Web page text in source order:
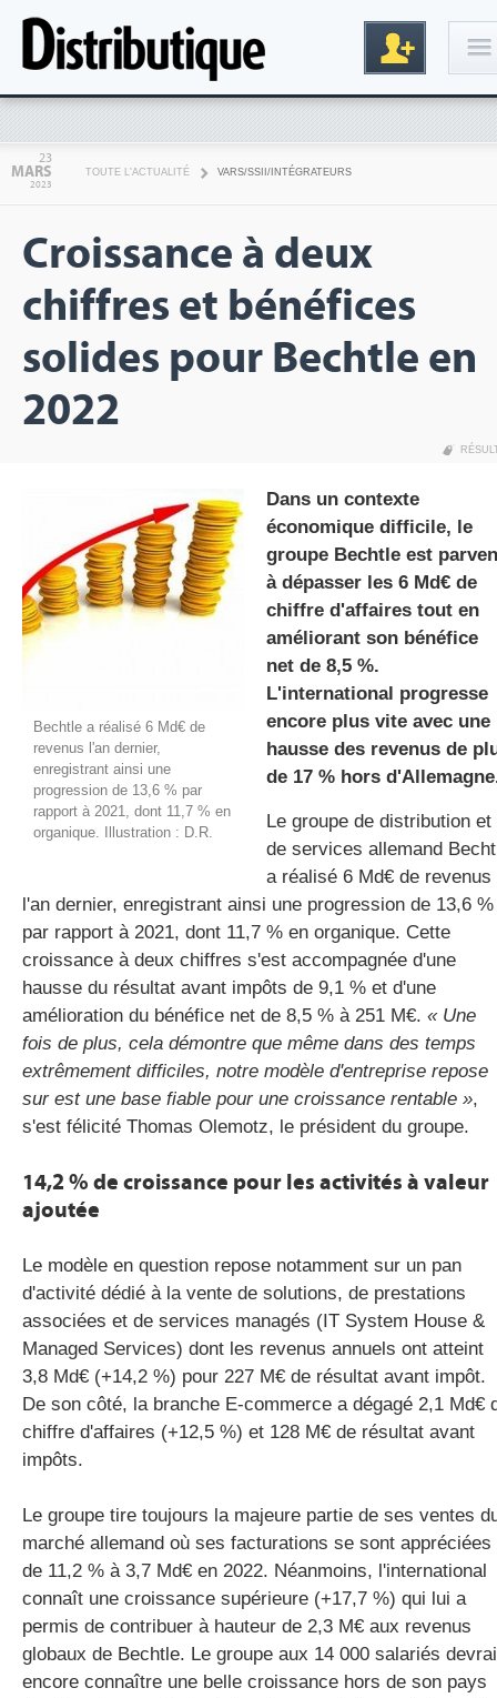
Inscription
gratuite
23
MARS
2023
TOUTE L'ACTUALITÉ VARS/SSII/INTÉGRATEURS
Croissance à deux
chiffres et bénéfices
solides pour Bechtle en
2022
Bechtle a réalisé 6 Md€ de
revenus l'an dernier,
enregistrant ainsi une
progression de 13,6 % par
rapport à 2021, dont 11,7 % en
organique. Illustration : D.R.
Dans un contexte
économique difficile, le
groupe Bechtle est
à dépasser les 6 Md€ de
chiffre d'affaires tout en
améliorant son bénéfice
net de 8,5 %.
L'international progresse
encore plus vite avec une
hausse des revenus de
de 17 % hors
Le groupe de distribution et
de services allemand
a réalisé 6 Md€ de revenus
l'an dernier, enregistrant ainsi une progression de 13,6 %
par rapport à 2021, dont 11,7 % en organique. Cette
croissance à deux chiffres s'est accompagnée d'une
hausse du résultat avant impôts de 9,1 % et d'une
amélioration du bénéfice net de 8,5 % à 251 M€. « Une
fois de plus, cela démontre que même dans des temps
extrêmement difficiles, notre modèle d'entreprise repose
sur est une base fiable pour une croissance rentable »,
s'est félicité Thomas Olemotz, le président du groupe.
14,2 % de croissance pour les activités à valeur
ajoutée
Le modèle en question repose notamment sur un pan
d'activité dédié à la vente de solutions, de prestations
associées et de services managés (IT System House &
Managed Services) dont les revenus annuels ont atteint
3,8 Md€ (+14,2 %) pour 227 M€ de résultat avant impôt.
De son côté, la branche E-commerce a dégagé 2,1 Md€
chiffre d'affaires (+12,5 %) et 128 M€ de résultat avant
impôts.
Le groupe tire toujours la majeure partie de ses ventes
marché allemand où ses facturations se sont appréciées
de 11,2 % à 3,7 Md€ en 2022. Néanmoins, l'international
connaît une croissance supérieure (+17,7 %) qui lui a
permis de contribuer à hauteur de 2,3 M€ aux revenus
globaux de Bechtle. Le groupe aux 14 000 salariés
encore connaître une belle croissance hors de son pays